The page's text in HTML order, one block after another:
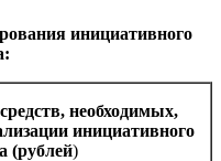
инициативного
необходимых,
инициативного
(рублей)